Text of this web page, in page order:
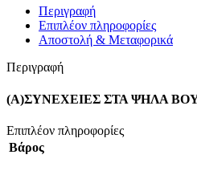
Περιγραφή
Επιπλέον πληροφορίες
Αποστολή & Μεταφορικά
Περιγραφή
(Α)ΣΥΝΕΧΕΙΕΣ ΣΤΑ ΨΗΛΑ
Επιπλέον πληροφορίες
Βάρος